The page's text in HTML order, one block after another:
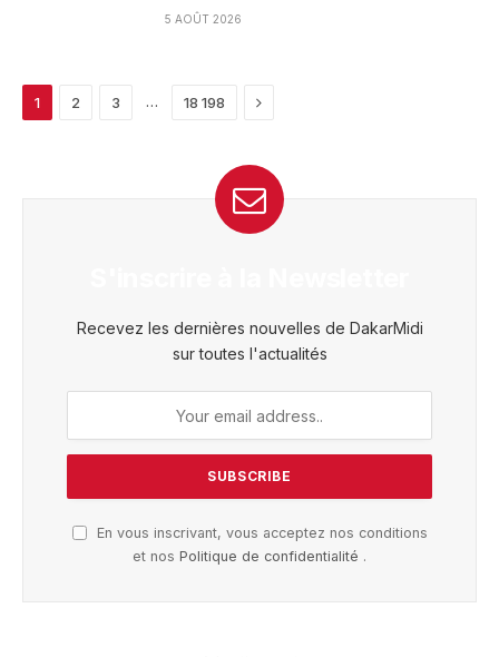
5 AOÛT 2026
1 2 3 … 18 198 Next
Recevez les dernières nouvelles de DakarMidi
sur toutes l'actualités
En vous inscrivant, vous acceptez nos conditions
et nos Politique de confidentialité .